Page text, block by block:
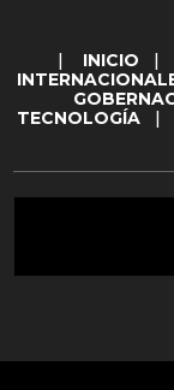
| INICIO |
TECNOLOGÍA |